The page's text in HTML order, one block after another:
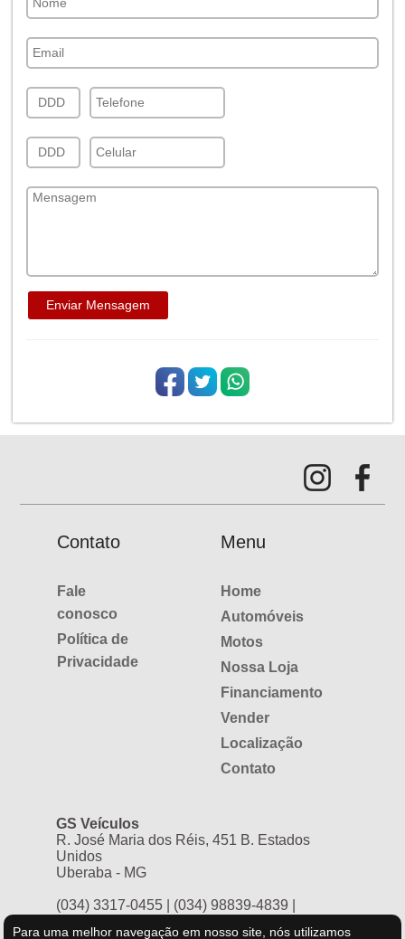
Contato Menu
Fale
conosco
Política de
Privacidade
Home
Automóveis
Motos
Nossa Loja
Financiamento
Vender
Localização
Contato
GS Veículos
R. José Maria dos Réis, 451 B. Estados
Unidos
Uberaba - MG
(034) 3317-0455 (034) 98839-4839
Para uma melhor navegação em nosso site, nós utilizamos